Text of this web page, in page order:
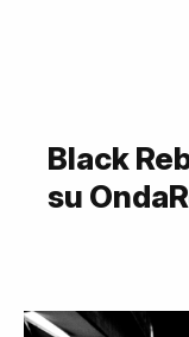
Black
su